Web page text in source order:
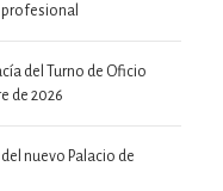
del Turno de Oficio
de 2026
nuevo Palacio de